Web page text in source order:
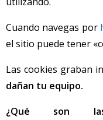
Cuando navegas por
el sitio puede tener
Las cookies graban
dañan tu equipo.
¿Qué son